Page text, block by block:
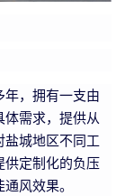
年，拥有一支由
需求，提供从
城地区不同工
供定制化的负压
风效果。